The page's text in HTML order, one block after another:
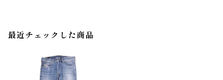
最近チェックした商品